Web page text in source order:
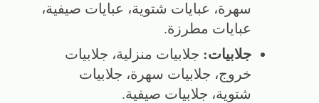
سهرة، عبايات شتوية، عبايات صيفية،
عبايات مطرزة.
جلابيات: جلابيات منزلية، جلابيات
خروج، جلابيات سهرة، جلابيات
شتوية، جلابيات صيفية.